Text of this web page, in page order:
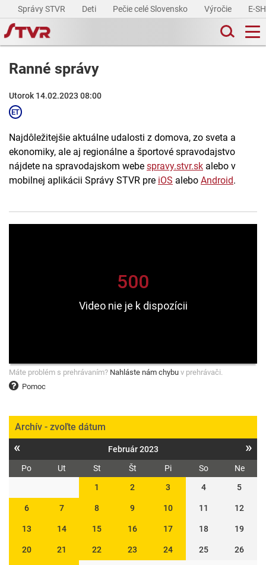
Správy STVR Deti Pečie celé Slovensko Výročie E-
Ranné správy
Utorok 14.02.2023 08:00
Najdôležitejšie aktuálne udalosti z domova, zo sveta a
ekonomiky, ale aj regionálne a športové spravodajstvo
nájdete na spravodajskom webe spravy.stvr.sk alebo v
mobilnej aplikácii Správy STVR pre iOS alebo Android.
Pomoc
Máte problém s prehrávaním? Nahláste nám chybu v prehrávači.
Archív - zvoľte dátum
« Február 2023 »
Po Ut St Št Pi So
Ne
1
2 3 4 5
6 7 8 9 10 11 12
13 14 15 16 17 18 19
20 21 22 23 24 25 26